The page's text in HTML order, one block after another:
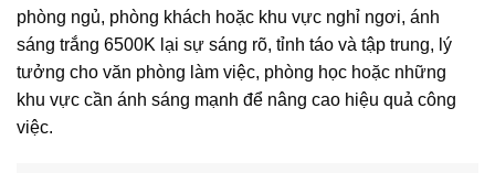
phòng ngủ, phòng khách hoặc khu vực nghỉ ngơi, ánh
sáng trắng 6500K lại sự sáng rõ, tỉnh táo và tập trung, lý
tưởng cho văn phòng làm việc, phòng học hoặc những
khu vực cần ánh sáng mạnh để nâng cao hiệu quả công
việc.